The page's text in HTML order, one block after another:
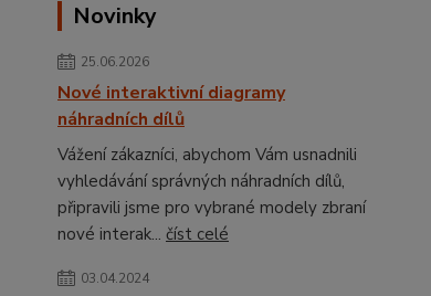
Novinky
25.06.2026
Nové interaktivní diagramy
náhradních dílů
Vážení zákazníci, abychom Vám usnadnili
vyhledávání správných náhradních dílů,
připravili jsme pro vybrané modely zbraní
nové interak... číst celé
03.04.2024